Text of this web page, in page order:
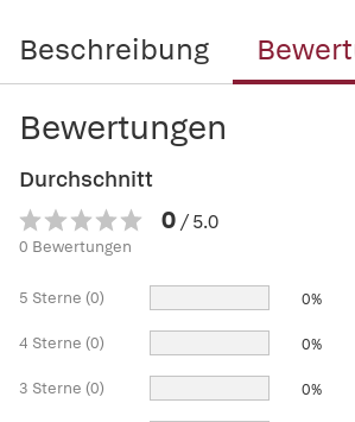
Beschreibung
Bewertungen
Durchschnitt
0 / 5.0
0 Bewertungen
5 Sterne (0) 0%
4 Sterne (0) 0%
3 Sterne (0) 0%